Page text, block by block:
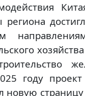
году
страницу